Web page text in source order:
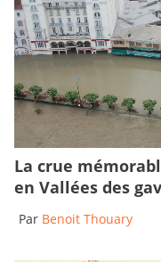
La crue
en Vallées des
Par Benoit Thouary